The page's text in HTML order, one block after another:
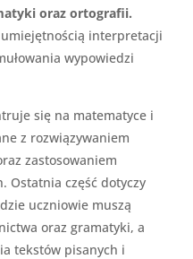
oraz ortografii.
interpretacji
wypowiedzi
się na matematyce i
z rozwiązywaniem
zastosowaniem
Ostatnia część dotyczy
uczniowie muszą
oraz gramatyki, a
tekstów pisanych i